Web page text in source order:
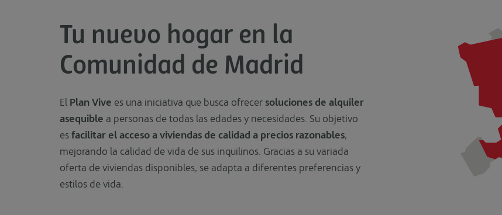
Tu nuevo hogar en la
Comunidad de Madrid
El Plan Vive es una iniciativa que busca ofrecer soluciones de alquiler
asequible a personas de todas las edades y necesidades. Su objetivo
esfacilitar el acceso a viviendas de calidad a precios razonables,
mejorando la calidad de vida de sus inquilinos. Gracias a su variada
oferta de viviendas disponibles, se adapta a diferentes preferencias y
estilos de vida.